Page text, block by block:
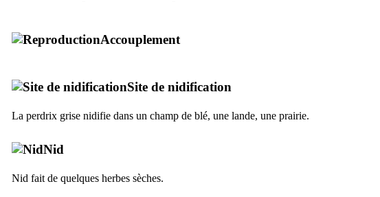
Accouplement
Site de nidification
La perdrix grise nidifie dans un champ de blé, une lande, une prairie.
Nid
Nid fait de quelques herbes sèches.